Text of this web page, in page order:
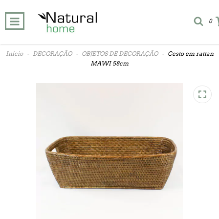
0
Início - DECORAÇÃO - OBJETOS DE DECORAÇÃO -
Cesto em rattan
MAWI 58cm